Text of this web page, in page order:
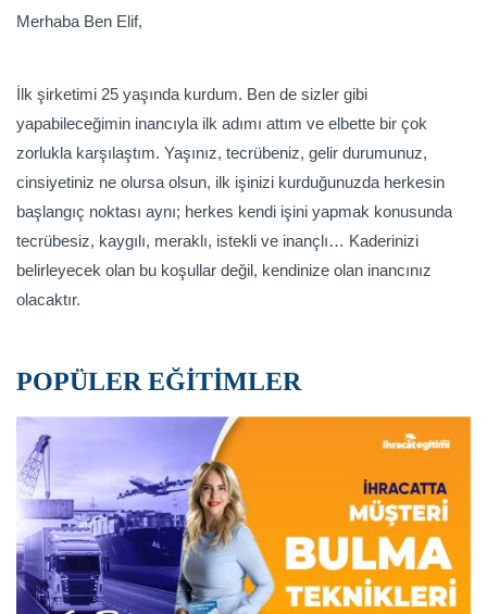
Merhaba Ben Elif,
İlk şirketimi 25 yaşında kurdum. Ben de sizler gibi
yapabileceğimin inancıyla ilk adımı attım ve elbette bir çok
zorlukla karşılaştım. Yaşınız, tecrübeniz, gelir durumunuz,
cinsiyetiniz ne olursa olsun, ilk işinizi kurduğunuzda herkesin
başlangıç noktası aynı; herkes kendi işini yapmak konusunda
tecrübesiz, kaygılı, meraklı, istekli ve inançlı… Kaderinizi
belirleyecek olan bu koşullar değil, kendinize olan inancınız
olacaktır.
POPÜLER EĞİTİMLER